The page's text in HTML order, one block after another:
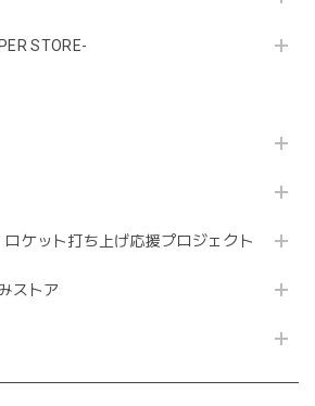
STORE-
ケット打ち上げ応援プロジェクト
ストア